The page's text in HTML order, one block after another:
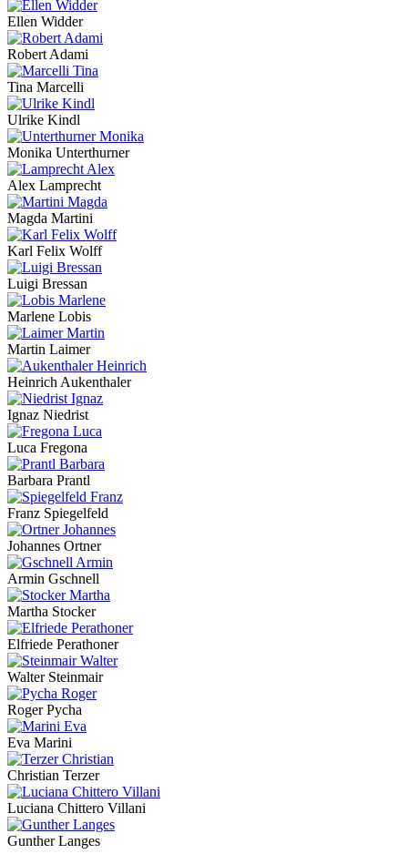
Ellen Widder
Robert Adami
Tina Marcelli
Ulrike Kindl
Monika Unterthurner
Alex Lamprecht
Magda Martini
Karl Felix Wolff
Luigi Bressan
Marlene Lobis
Martin Laimer
Heinrich Aukenthaler
Ignaz Niedrist
Luca Fregona
Barbara Prantl
Franz Spiegelfeld
Johannes Ortner
Armin Gschnell
Martha Stocker
Elfriede Perathoner
Walter Steinmair
Roger Pycha
Eva Marini
Christian Terzer
Luciana Chittero Villani
Gunther Langes